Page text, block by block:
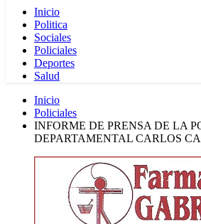
Inicio
Politica
Sociales
Policiales
Deportes
Salud
Inicio
Policiales
INFORME DE PRENSA DE LA
DEPARTAMENTAL CARLOS